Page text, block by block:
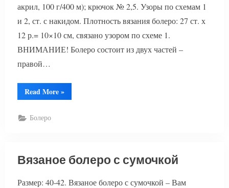
акрил, 100 г/400 м); крючок № 2,5. Узоры по схемам 1
и 2, ст. с накидом. Плотность вязания болеро: 27 ст. х
12 р.= 10×10 см, связано узором по схеме 1.
ВНИМАНИЕ! Болеро состоит из двух частей –
правой…
Read More“Вязание
болеро
»
Болеро
Вязаное болеро с сумочкой
Размер: 40-42. Вязаное болеро с сумочкой – Вам